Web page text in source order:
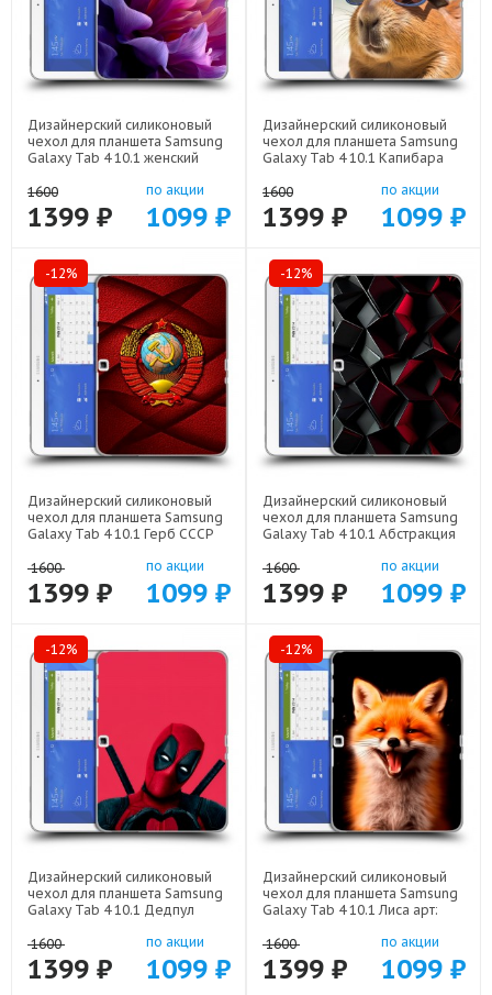
Дизайнерский силиконовый
чехол для планшета Samsung
Galaxy Tab 4 10.1 женский
1600
1399 ₽
по акции
1099 ₽
Дизайнерский силиконовый
чехол для планшета Samsung
Galaxy Tab 4 10.1 Капибара
1600
1399 ₽
по акции
1099 ₽
-12%
Дизайнерский силиконовый
чехол для планшета Samsung
Galaxy Tab 4 10.1 Герб СССР
1600
1399 ₽
по акции
1099 ₽
-12%
Дизайнерский силиконовый
чехол для планшета Samsung
Galaxy Tab 4 10.1 Абстракция
1600
1399 ₽
по акции
1099 ₽
-12%
Дизайнерский силиконовый
чехол для планшета Samsung
Galaxy Tab 4 10.1 Дедпул
1600
1399 ₽
по акции
1099 ₽
-12%
Дизайнерский силиконовый
чехол для планшета Samsung
Galaxy Tab 4 10.1 Лиса арт:
1600
1399 ₽
по акции
1099 ₽